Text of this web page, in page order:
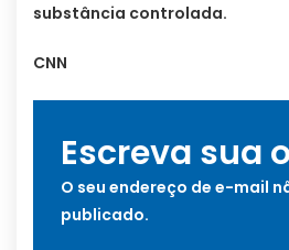
substância controlada.
CNN
Escreva sua
O seu endereço de e-mail
publicado.